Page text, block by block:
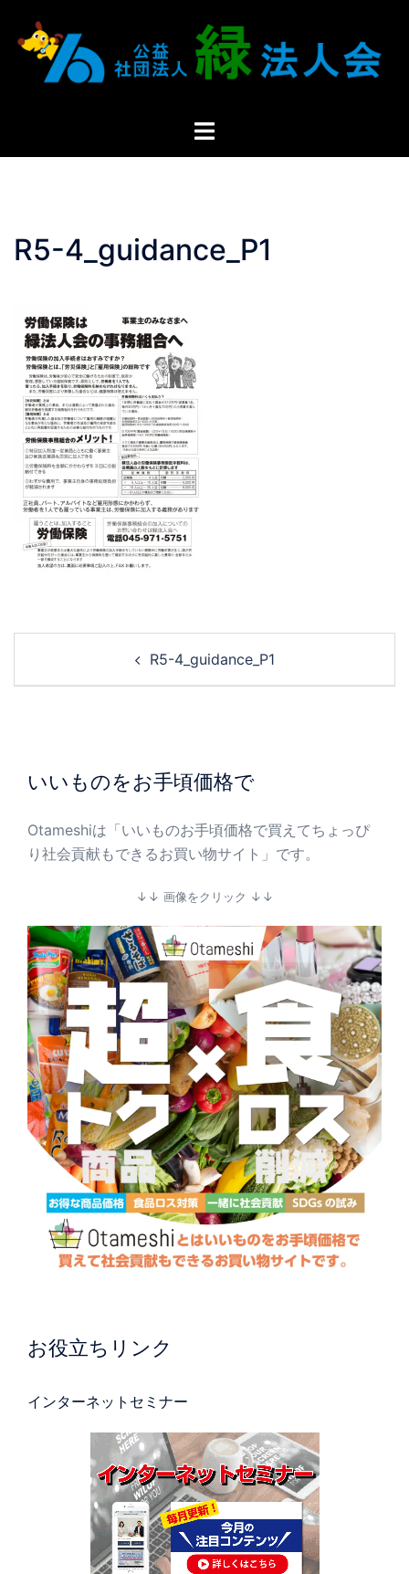
R5-4_guidance_P1
R5-4_guidance_P1
いいものをお手頃価格で
Otameshiは「いいものお手頃価格で買えてちょっぴ
り社会貢献もできるお買い物サイト」です。
↓↓ 画像をクリック ↓↓
お役立ちリンク
インターネットセミナー